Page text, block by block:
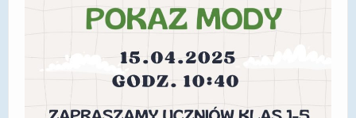
POLITYKA PRYWATNOŚCI
EGZAMIN ÓSMOKLASISTY
STANDARDY OCHRONY MAŁOLETNICH